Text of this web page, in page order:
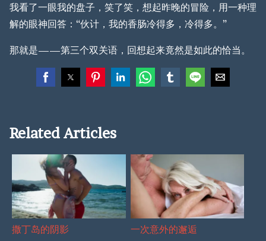
我看了一眼我的盘子，笑了笑，想起昨晚的冒险，用一种理
解的眼神回答：“伙计，我的香肠冷得多，冷得多。”
那就是——第三个双关语，回想起来竟然是如此的恰当。
Related Articles
撒丁岛的阴影 一次意外的邂逅